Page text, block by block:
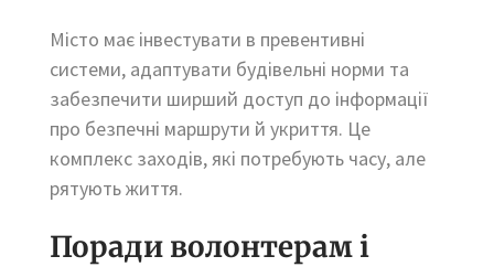
Місто має інвестувати в превентивні
системи, адаптувати будівельні норми та
забезпечити ширший доступ до інформації
про безпечні маршрути й укриття. Це
комплекс заходів, які потребують часу, але
рятують життя.
Поради волонтерам і